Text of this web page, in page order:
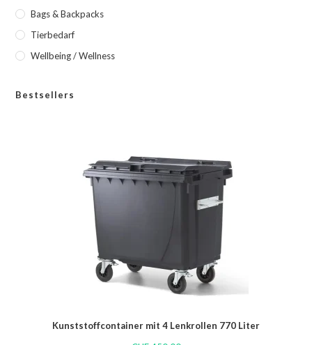
Bags & Backpacks
Tierbedarf
Wellbeing / Wellness
Bestsellers
Kunststoffcontainer mit 4 Lenkrollen 770 Liter